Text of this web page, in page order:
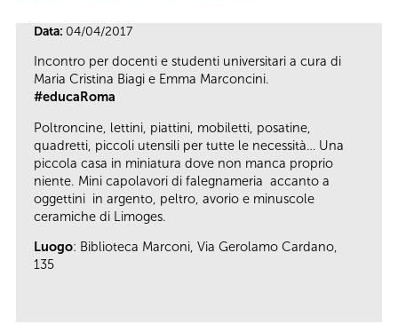
Data: 04/04/2017
Incontro per docenti e studenti universitari a cura di
Maria Cristina Biagi e Emma Marconcini.
#educaRoma
Poltroncine, lettini, piattini, mobiletti, posatine,
quadretti, piccoli utensili per tutte le necessità… Una
piccola casa in miniatura dove non manca proprio
niente. Mini capolavori di falegnameria accanto a
oggettini in argento, peltro, avorio e minuscole
ceramiche di Limoges.
Luogo: Biblioteca Marconi, Via Gerolamo Cardano,
135